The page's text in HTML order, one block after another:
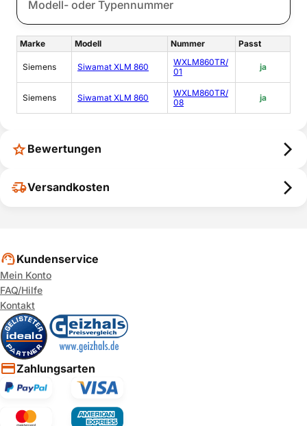
Marke Modell Nummer Passt
Siemens Siwamat XLM 860
WXLM860TR/
01
ja
Siemens Siwamat XLM 860
WXLM860TR/
08
ja
Bewertungen
Versandkosten
Kundenservice
Mein Konto
FAQ/Hilfe
Kontakt
Zahlungsarten